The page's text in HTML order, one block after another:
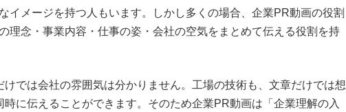
イメージを持つ人もいます。しかし多くの場合、企業PR動画の役割
理念・事業内容・仕事の姿・会社の空気をまとめて伝える役割を持
では会社の雰囲気は分かりません。工場の技術も、文章だけでは想
に伝えることができます。そのため企業PR動画は「企業理解の入